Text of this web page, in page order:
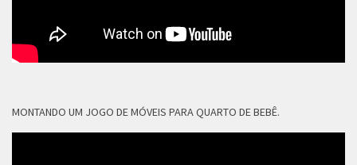
MONTANDO UM JOGO DE MÓVEIS PARA QUARTO DE BEBÊ.